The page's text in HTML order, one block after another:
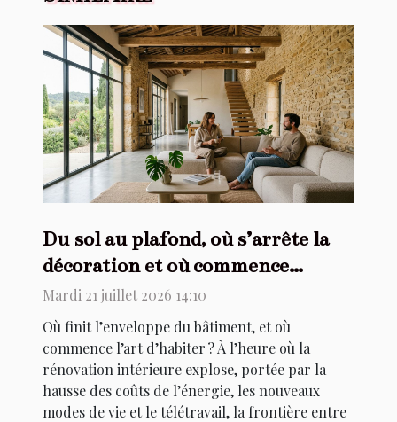
Du sol au plafond, où s’arrête la
décoration et où commence
l’architecture ?
Mardi 21 juillet 2026 14:10
Où finit l’enveloppe du bâtiment, et où
commence l’art d’habiter ? À l’heure où la
rénovation intérieure explose, portée par la
hausse des coûts de l’énergie, les nouveaux
modes de vie et le télétravail, la frontière entre